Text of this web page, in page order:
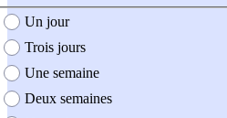
création de l'offre
Un jour
Trois jours
Une semaine
Deux semaines